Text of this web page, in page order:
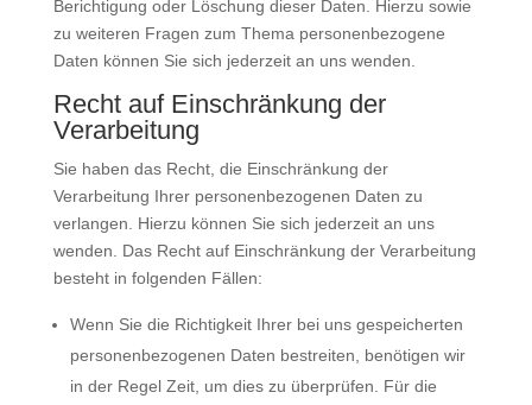
Berichtigung oder Löschung dieser Daten. Hierzu sowie
zu weiteren Fragen zum Thema personenbezogene
Daten können Sie sich jederzeit an uns wenden.
Recht auf Einschränkung der
Verarbeitung
Sie haben das Recht, die Einschränkung der
Verarbeitung Ihrer personenbezogenen Daten zu
verlangen. Hierzu können Sie sich jederzeit an uns
wenden. Das Recht auf Einschränkung der Verarbeitung
besteht in folgenden Fällen:
Wenn Sie die Richtigkeit Ihrer bei uns gespeicherten
personenbezogenen Daten bestreiten, benötigen wir
in der Regel Zeit, um dies zu überprüfen. Für die